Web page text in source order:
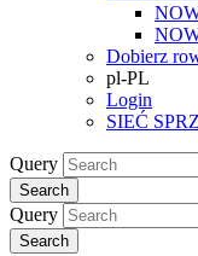
Dobierz
pl-PL
Login
SIEĆ
Query
Search
Query
Search